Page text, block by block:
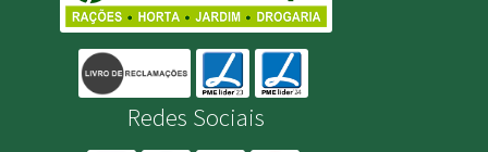
Redes Sociais